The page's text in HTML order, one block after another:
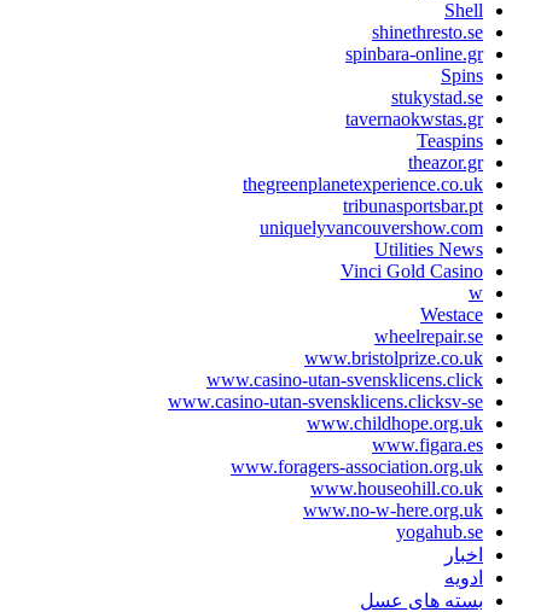
spinbara-
Utilities
Vinci Gold
www.casino-utan-
www.casino-utan-svensklicens.clicksv-
www.foragers-
www.no-w-
های عسل